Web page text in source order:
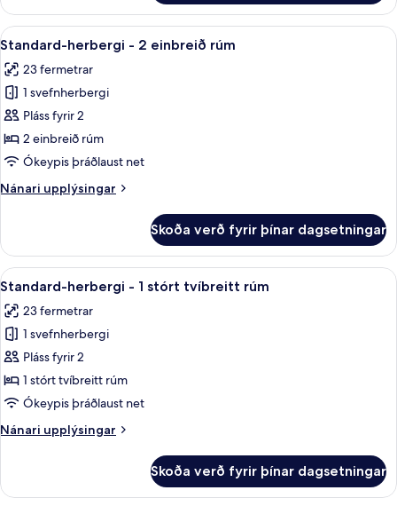
með
svefnsófa
herbergi
1
tvíbreitt
rúm
svefnsófa
Skoða
allar
myndir
fyrir
Standard-
herbergi
-
einbreið
Rúmföt af bestu gerð, öryggishólf í
5
Standard-herbergi - 2 einbreið rúm
23 fermetrar
1 svefnherbergi
Pláss fyrir 2
2 einbreið rúm
Ókeypis þráðlaust net
Nánari upplýsingar
Nánari
herbergi
2
rúm
Skoða verð fyrir þínar dagsetningar
Skoða
allar
myndir
fyrir
Standard-
herbergi
-
stórt
Standard-herbergi - 1 stórt tvíbreitt
6
Standard-herbergi - 1 stórt tvíbreitt rúm
23 fermetrar
1 svefnherbergi
Pláss fyrir 2
1 stórt tvíbreitt rúm
Ókeypis þráðlaust net
Nánari upplýsingar
Nánari
herbergi
Skoða verð fyrir þínar dagsetningar